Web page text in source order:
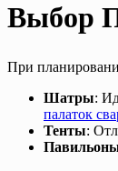
Выбор
При
Шатры:
палаток
Тенты: